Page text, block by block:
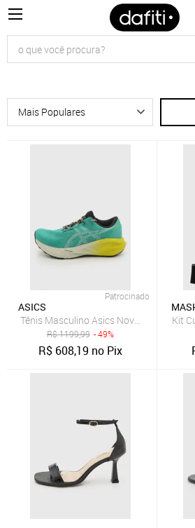
Patrocinado
ASICS
Tênis Masculino Asics Novablast 5 Tr
R$1199,99 - 49%
R$ 608,19 no Pix
Kit